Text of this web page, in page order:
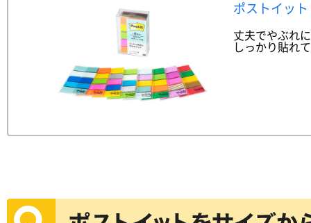
ポストイッ
丈夫でやぶれ
しっかり貼れ